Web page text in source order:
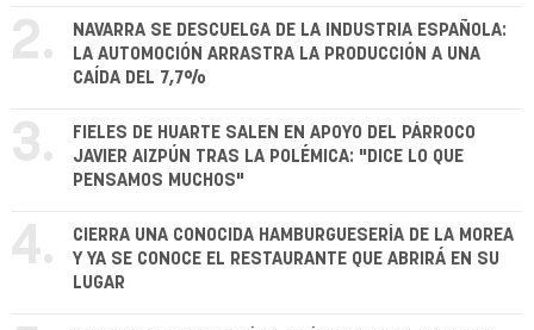
2.
NAVARRA SE DESCUELGA DE LA INDUSTRIA ESPAÑOLA:
LA AUTOMOCIÓN ARRASTRA LA PRODUCCIÓN A UNA
CAÍDA DEL 7,7%
3.
FIELES DE HUARTE SALEN EN APOYO DEL PÁRROCO
JAVIER AIZPÚN TRAS LA POLÉMICA: "DICE LO QUE
PENSAMOS MUCHOS"
4.
CIERRA UNA CONOCIDA HAMBURGUESERÍA DE LA MOREA
Y YA SE CONOCE EL RESTAURANTE QUE ABRIRÁ EN SU
LUGAR